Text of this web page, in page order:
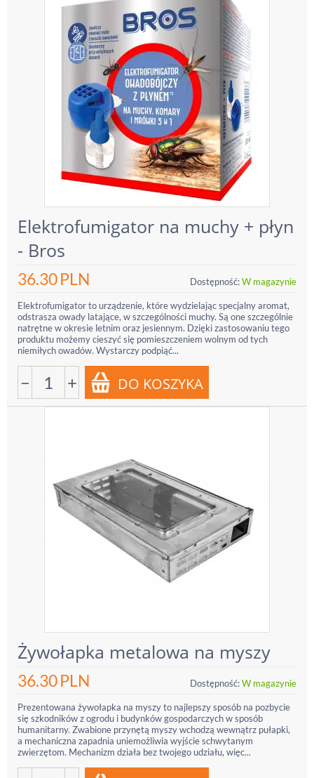
Elektrofumigator na muchy + płyn
- Bros
36.30PLN Dostępność:W magazynie
Elektrofumigator to urządzenie, które wydzielając specjalny aromat,
odstrasza owady latające, w szczególności muchy. Są one szczególnie
natrętne w okresie letnim oraz jesiennym. Dzięki zastosowaniu tego
produktu możemy cieszyć się pomieszczeniem wolnym od tych
niemiłych owadów. Wystarczy podpiąć...
− +
Żywołapka metalowa na myszy
36.30PLN Dostępność:W magazynie
Prezentowana żywołapka na myszy to najlepszy sposób na pozbycie
się szkodników z ogrodu i budynków gospodarczych w sposób
humanitarny. Zwabione przynętą myszy wchodzą wewnątrz pułapki,
a mechaniczna zapadnia uniemożliwia wyjście schwytanym
zwierzętom. Mechanizm działa bez twojego udziału, więc...